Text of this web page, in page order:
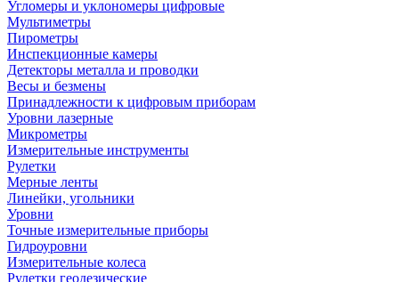
Угломеры и уклономеры цифровые
Мультиметры
Пирометры
Инспекционные камеры
Детекторы металла и проводки
Весы и безмены
Принадлежности к цифровым приборам
Уровни лазерные
Микрометры
Измерительные инструменты
Рулетки
Мерные ленты
Линейки, угольники
Уровни
Точные измерительные приборы
Гидроуровни
Измерительные колеса
Рулетки геодезические